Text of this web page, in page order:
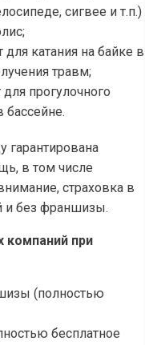
сигвее и т.п.)
для катания на байке в
травм;
прогулочного
бассейне.
гарантирована
в том числе
страховка в
и без франшизы.
при
(полностью
бесплатное